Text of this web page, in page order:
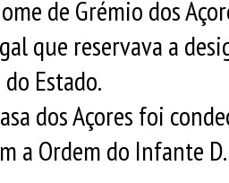
de Grémio dos
que reservava a
Estado.
dos Açores foi
a Ordem do Infante